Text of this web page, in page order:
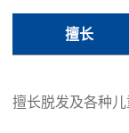
擅长
擅长脱发及各种